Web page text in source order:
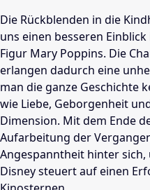
Die Rückblenden in die
uns einen besseren
Figur Mary Poppins. Die
erlangen dadurch eine
man die ganze Geschichte
wie Liebe, Geborgenheit
Dimension. Mit dem Ende
Aufarbeitung der
Angespanntheit hinter
Disneysteuert auf einen